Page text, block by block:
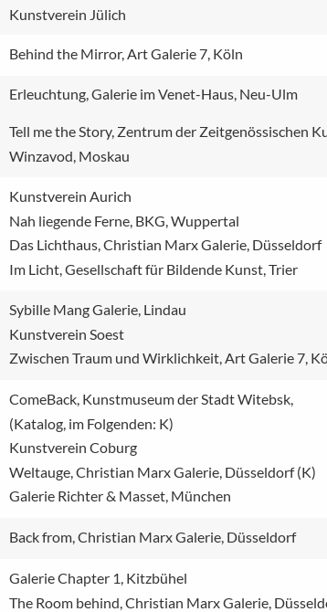
Kunstverein Jülich
Behind the Mirror, Art Galerie 7, Köln
Erleuchtung, Galerie im Venet-Haus, Neu-Ulm
Tell me the Story, Zentrum der Zeitgenössischen
Winzavod, Moskau
Kunstverein Aurich
Nah liegende Ferne, BKG, Wuppertal
Das Lichthaus, Christian Marx Galerie, Düsseldorf
Im Licht, Gesellschaft für Bildende Kunst, Trier
Sybille Mang Galerie, Lindau
Kunstverein Soest
Zwischen Traum und Wirklichkeit, Art Galerie 7,
ComeBack, Kunstmuseum der Stadt Witebsk,
(Katalog, im Folgenden: K)
Kunstverein Coburg
Weltauge, Christian Marx Galerie, Düsseldorf (K)
Galerie Richter & Masset, München
Back from, Christian Marx Galerie, Düsseldorf
Galerie Chapter 1, Kitzbühel
The Room behind, Christian Marx Galerie,